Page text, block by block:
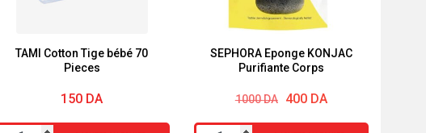
TAMI Cotton Tige bébé 70
Pieces
150 DA
SEPHORA Eponge KONJAC
Purifiante Corps
1000DA
Le
initial
400 DA
Le
actuel